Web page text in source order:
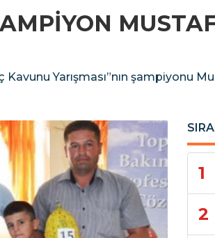
Kavunu Yarışması”nın şampiyonu
1
2